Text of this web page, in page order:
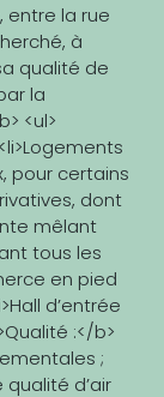
entre la rue
à
qualité de
la
<ul>
pour certains
dont
mêlant
tous les
en pied
d’entrée
:</b>
;
d’air